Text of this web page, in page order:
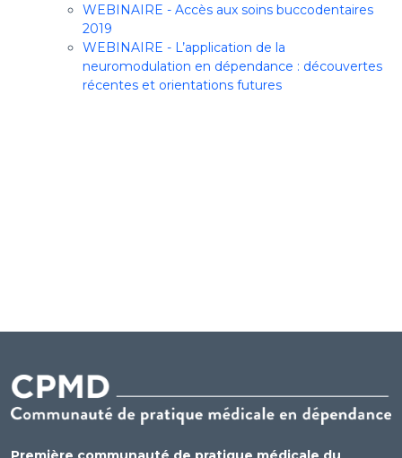
WEBINAIRE - Accès aux soins buccodentaires
2019
WEBINAIRE - L’application de la
neuromodulation en dépendance : découvertes
récentes et orientations futures